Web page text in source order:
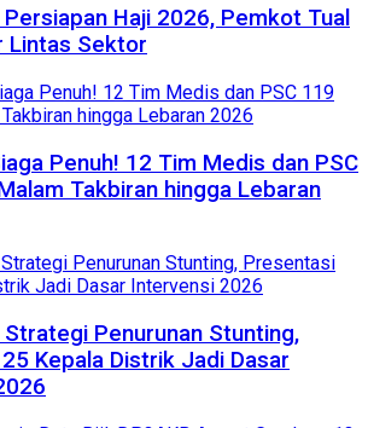
Haji 2026, Pemkot Tual
Lintas Sektor
Penuh! 12 Tim Medis dan PSC
Takbiran hingga Lebaran
Penurunan Stunting,
Kepala Distrik Jadi Dasar